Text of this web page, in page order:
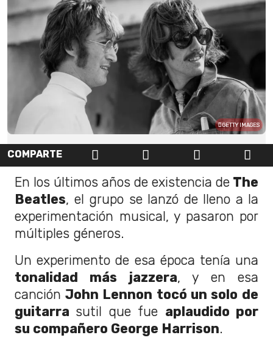
GETTY IMAGES
COMPARTE
En los últimos años de existencia de The
Beatles, el grupo se lanzó de lleno a la
experimentación musical, y pasaron por
múltiples géneros.
Un experimento de esa época tenía una
tonalidad más jazzera, y en esa
canciónJohn Lennon tocó un solo de
guitarra sutil que fue aplaudido por
su compañero George Harrison.